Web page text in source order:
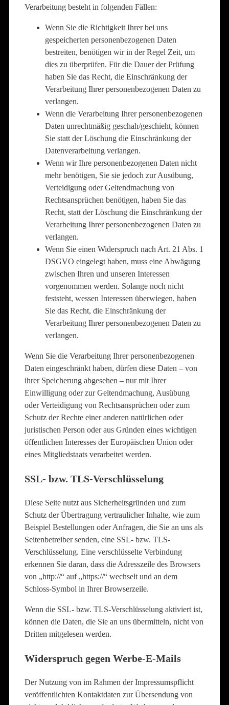
Verarbeitung besteht in folgenden Fällen:
Wenn Sie die Richtigkeit Ihrer bei uns
gespeicherten personenbezogenen Daten
bestreiten, benötigen wir in der Regel Zeit, um
dies zu überprüfen. Für die Dauer der Prüfung
haben Sie das Recht, die Einschränkung der
Verarbeitung Ihrer personenbezogenen Daten zu
verlangen.
Wenn die Verarbeitung Ihrer personenbezogenen
Daten unrechtmäßig geschah/geschieht, können
Sie statt der Löschung die Einschränkung der
Datenverarbeitung verlangen.
Wenn wir Ihre personenbezogenen Daten nicht
mehr benötigen, Sie sie jedoch zur Ausübung,
Verteidigung oder Geltendmachung von
Rechtsansprüchen benötigen, haben Sie das
Recht, statt der Löschung die Einschränkung der
Verarbeitung Ihrer personenbezogenen Daten zu
verlangen.
Wenn Sie einen Widerspruch nach Art. 21 Abs. 1
DSGVO eingelegt haben, muss eine Abwägung
zwischen Ihren und unseren Interessen
vorgenommen werden. Solange noch nicht
feststeht, wessen Interessen überwiegen, haben
Sie das Recht, die Einschränkung der
Verarbeitung Ihrer personenbezogenen Daten zu
verlangen.
Wenn Sie die Verarbeitung Ihrer personenbezogenen
Daten eingeschränkt haben, dürfen diese Daten – von
ihrer Speicherung abgesehen – nur mit Ihrer
Einwilligung oder zur Geltendmachung, Ausübung
oder Verteidigung von Rechtsansprüchen oder zum
Schutz der Rechte einer anderen natürlichen oder
juristischen Person oder aus Gründen eines wichtigen
öffentlichen Interesses der Europäischen Union oder
eines Mitgliedstaats verarbeitet werden.
SSL- bzw. TLS-Verschlüsselung
Diese Seite nutzt aus Sicherheitsgründen und zum
Schutz der Übertragung vertraulicher Inhalte, wie zum
Beispiel Bestellungen oder Anfragen, die Sie an uns als
Seitenbetreiber senden, eine SSL- bzw. TLS-
Verschlüsselung. Eine verschlüsselte Verbindung
erkennen Sie daran, dass die Adresszeile des Browsers
von „http://“ auf „https://“ wechselt und an dem
Schloss-Symbol in Ihrer Browserzeile.
Wenn die SSL- bzw. TLS-Verschlüsselung aktiviert ist,
können die Daten, die Sie an uns übermitteln, nicht von
Dritten mitgelesen werden.
Widerspruch gegen Werbe-E-Mails
Der Nutzung von im Rahmen der Impressumspflicht
veröffentlichten Kontaktdaten zur Übersendung von